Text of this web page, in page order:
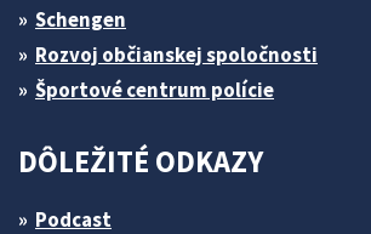
Schengen
Rozvoj občianskej spoločnosti
Športové centrum polície
DÔLEŽITÉ ODKAZY
Podcast